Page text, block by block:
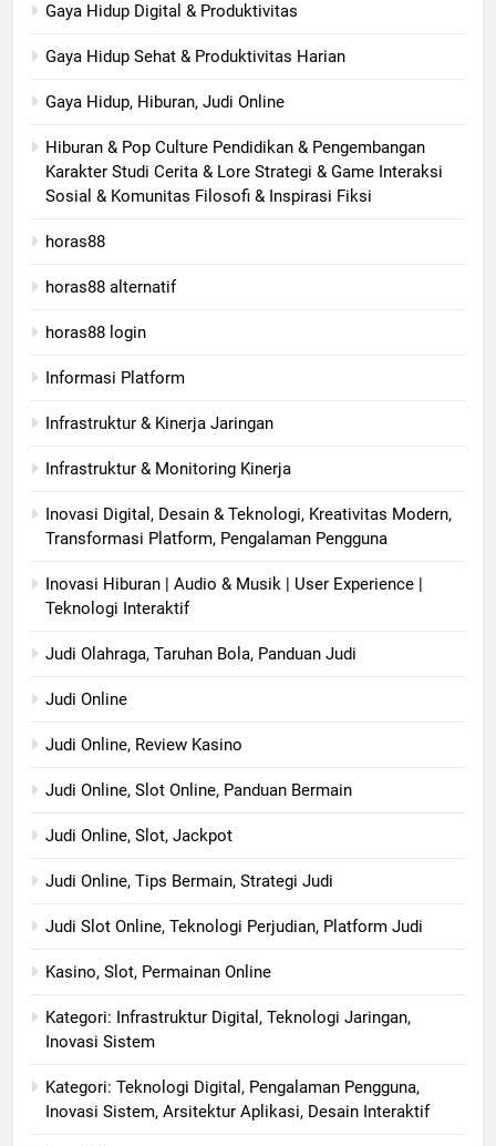
Gaya Hidup Digital & Produktivitas
Gaya Hidup Sehat & Produktivitas Harian
Gaya Hidup, Hiburan, Judi Online
Hiburan & Pop Culture Pendidikan & Pengembangan
Karakter Studi Cerita & Lore Strategi & Game Interaksi
Sosial & Komunitas Filosofi & Inspirasi Fiksi
horas88
horas88 alternatif
horas88 login
Informasi Platform
Infrastruktur & Kinerja Jaringan
Infrastruktur & Monitoring Kinerja
Inovasi Digital, Desain & Teknologi, Kreativitas Modern,
Transformasi Platform, Pengalaman Pengguna
Inovasi Hiburan | Audio & Musik | User Experience |
Teknologi Interaktif
Judi Olahraga, Taruhan Bola, Panduan Judi
Judi Online
Judi Online, Review Kasino
Judi Online, Slot Online, Panduan Bermain
Judi Online, Slot, Jackpot
Judi Online, Tips Bermain, Strategi Judi
Judi Slot Online, Teknologi Perjudian, Platform Judi
Kasino, Slot, Permainan Online
Kategori: Infrastruktur Digital, Teknologi Jaringan,
Inovasi Sistem
Kategori: Teknologi Digital, Pengalaman Pengguna,
Inovasi Sistem, Arsitektur Aplikasi, Desain Interaktif